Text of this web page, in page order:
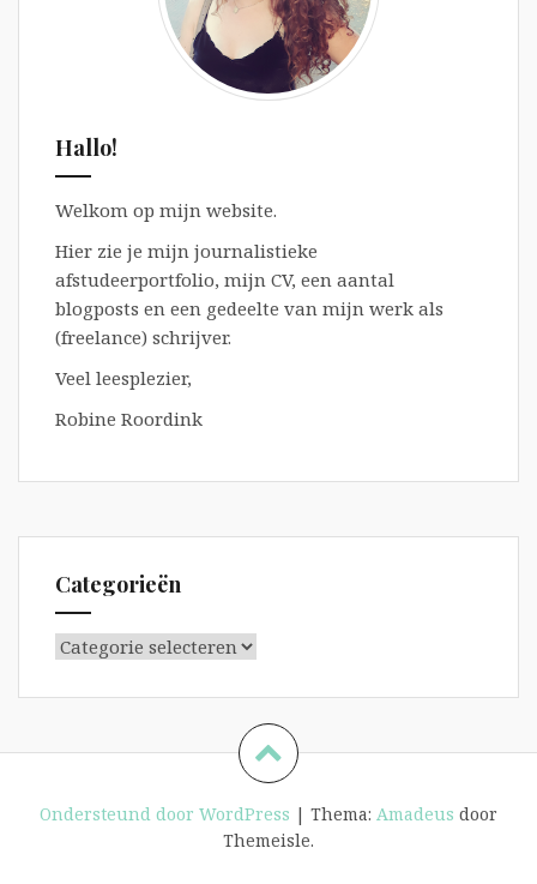
Hallo!
Welkom op mijn website.
Hier zie je mijn journalistieke
afstudeerportfolio, mijn CV, een aantal
blogposts en een gedeelte van mijn werk als
(freelance) schrijver.
Veel leesplezier,
Robine Roordink
Categorieën
Categorieën
Ondersteund door WordPress | Thema: Amadeus door
Themeisle.